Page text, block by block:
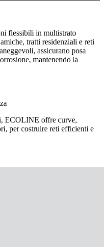
flessibili in multistrato
tratti residenziali e reti
assicurano posa
mantenendo la
ECOLINE offre curve,
per costruire reti efficienti e